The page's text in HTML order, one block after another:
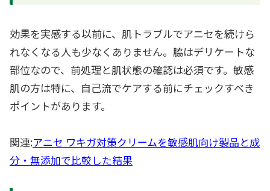
効果を実感する以前に、肌トラブルでアニセを続けら
れなくなる人も少なくありません。脇はデリケートな
部位なので、前処理と肌状態の確認は必須です。敏感
肌の方は特に、自己流でケアする前にチェックすべき
ポイントがあります。
関連:アニセ ワキガ対策クリームを敏感肌向け製品と成
分・無添加で比較した結果